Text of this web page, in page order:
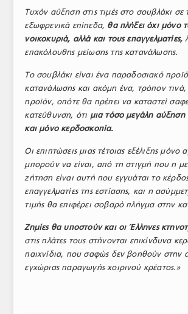
Τυχόν αύξηση στις τιμές στο σουβλάκι σε
εξωφρενικά επίπεδα, θα πλήξει όχι μόνο
νοικοκυριά, αλλά και τους επαγγελματίες,
επακόλουθης μείωσης της κατανάλωσης.
Το σουβλάκι είναι ένα παραδοσιακό
κατανάλωσης και ακόμη ένα, τρόπον τινά,
προϊόν, οπότε θα πρέπει να καταστεί
κατεύθυνση, ότι μια τόσο μεγάλη αύξηση
και μόνο κερδοσκοπία.
Οι επιπτώσεις μιας τέτοιας εξέλιξης μόνο
μπορούν να είναι, από τη στιγμή που η
ζήτηση είναι αυτή που εγγυάται το
επαγγελματίες της εστίασης, και η
τιμής θα επιφέρει σοβαρό πλήγμα στην
Ζημίες θα υποστούν και οι Έλληνες
στις πλάτες τους στήνονται επικίνδυνα
παιχνίδια, που σαφώς δεν βοηθούν στην
εγχώριας παραγωγής χοιρινού κρέατος.»